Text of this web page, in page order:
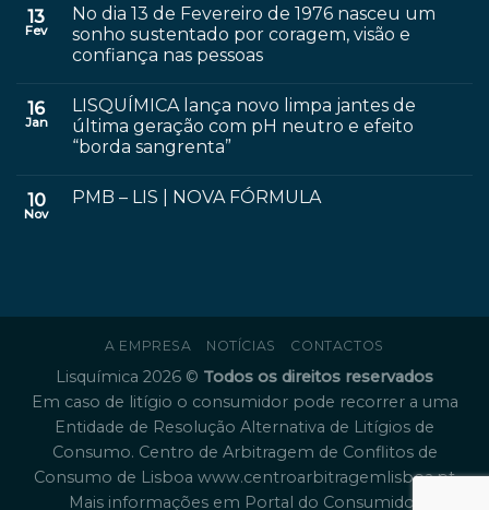
13
Fev
No dia 13 de Fevereiro de 1976 nasceu um
sonho sustentado por coragem, visão e
confiança nas pessoas
16
Jan
LISQUÍMICA lança novo limpa jantes de
última geração com pH neutro e efeito
“borda sangrenta”
10
Nov
PMB – LIS | NOVA FÓRMULA
A EMPRESA NOTÍCIAS CONTACTOS
Lisquímica 2026 © Todos os direitos reservados
Em caso de litígio o consumidor pode recorrer a uma
Entidade de Resolução Alternativa de Litígios de
Consumo. Centro de Arbitragem de Conflitos de
Consumo de Lisboa www.centroarbitragemlisboa.pt
Mais informações em Portal do Consumidor